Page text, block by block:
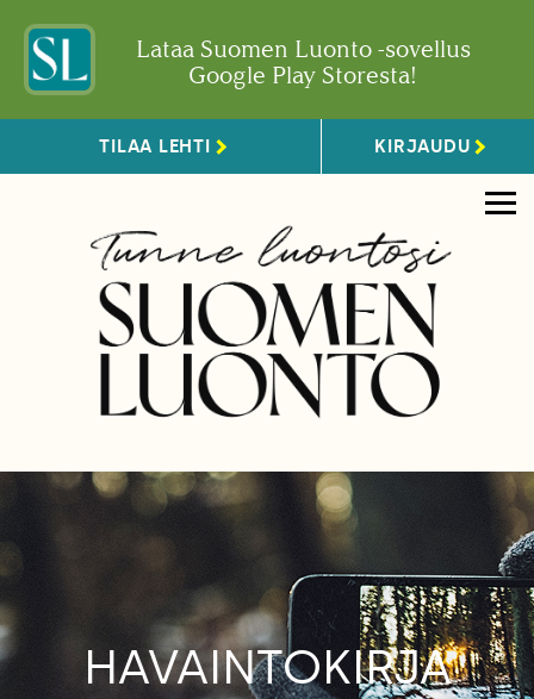
Lataa Suomen Luonto -sovellus
Google Play Storesta!
TILAA LEHTI KIRJAUDU
HAVAINTOKIRJA